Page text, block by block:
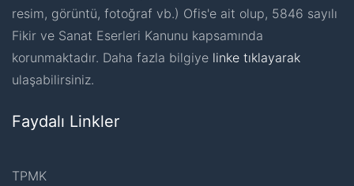
resim, görüntü, fotoğraf vb.) Ofis'e ait olup, 5846 sayılı
Fikir ve Sanat Eserleri Kanunu kapsamında
korunmaktadır. Daha fazla bilgiye linke tıklayarak
ulaşabilirsiniz.
Faydalı Linkler
TPMK